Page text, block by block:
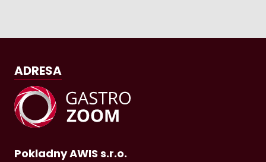
ADRESA
Pokladny AWIS s.r.o.